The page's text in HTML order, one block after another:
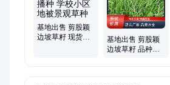
基地出售 剪股颖
边坡草籽 现货速
基地出售 剪股颖
边坡草籽 品种正